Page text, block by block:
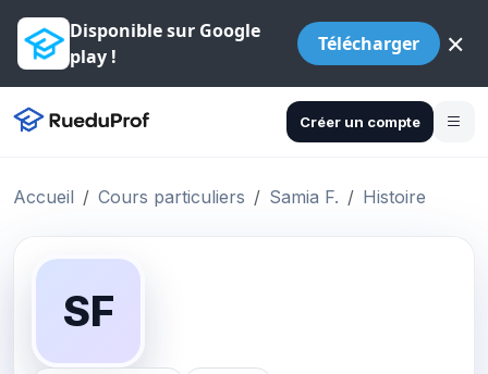
Disponible sur Google
play !
Télécharger ×
Créer un compte
Accueil Cours particuliers Samia F. Histoire
SF